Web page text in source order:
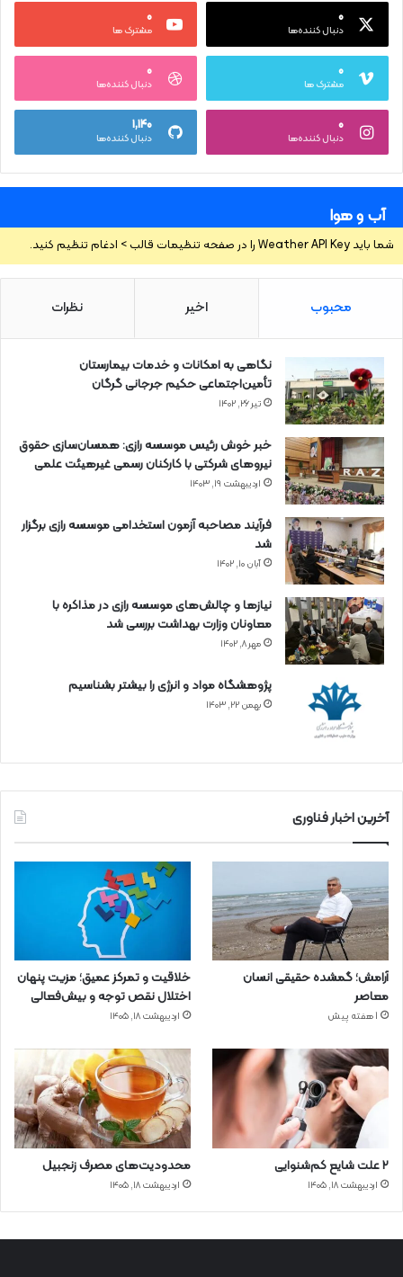
۰
دنبال کننده‌ها
۰
مشترک ها
۰
مشترک ها
۰
دنبال کننده‌ها
۰
دنبال کننده‌ها
۱,۱۴۰
دنبال کننده‌ها
آب و هوا
شما باید Weather API Key را در صفحه تنظیمات قالب > ادغام تنظیم کنید.
محبوب اخیر نظرات
نگاهی به امکانات و خدمات بیمارستان
تأمین‌اجتماعی حکیم جرجانی گرگان
تیر ۲۶, ۱۴۰۲
خبر خوش رئیس موسسه رازی: همسان‌سازی حقوق
نیروهای شرکتی با کارکنان رسمی غیرهیئت علمی
اردیبهشت ۱۹, ۱۴۰۳
فرآیند مصاحبه آزمون استخدامی موسسه رازی برگزار
شد
آبان ۱۰, ۱۴۰۲
نیازها و چالش‌های موسسه رازی در مذاکره با
معاونان وزارت بهداشت بررسی شد
مهر ۸, ۱۴۰۲
پژوهشگاه مواد و انرژی را بیشتر بشناسیم
بهمن ۲۲, ۱۴۰۳
آخرین اخبار فناوری
آرامش؛ گمشده حقیقی انسان
معاصر
1 هفته پیش
خلاقیت و تمرکز عمیق؛ مزیت پنهان
اختلال نقص توجه و بیش‌فعالی
اردیبهشت ۱۸, ۱۴۰۵
۲ علت شایع‌ کم‌شنوایی
اردیبهشت ۱۸, ۱۴۰۵
محدودیت‌های مصرف زنجبیل
اردیبهشت ۱۸, ۱۴۰۵